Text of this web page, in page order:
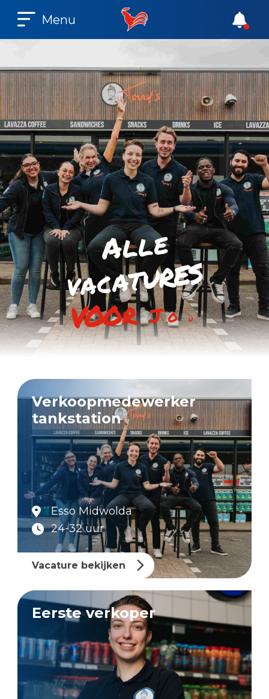
Menu
Alle
vacatures
voorjou
Verkoopmedewerker
tankstation
Esso Midwolda
24-32 uur
Vacature bekijken
Eerste verkoper